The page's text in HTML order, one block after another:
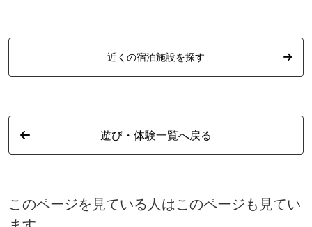
近くの宿泊施設を探す
遊び・体験一覧へ戻る
このページを見ている人はこのページも見てい